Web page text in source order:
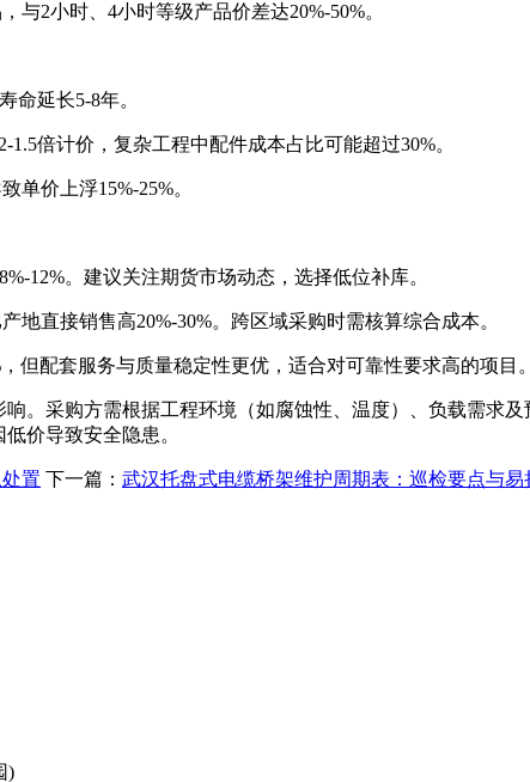
与2小时、4小时等级产品价差达20%-50%。
命延长5-8年。
倍计价，复杂工程中配件成本占比可能超过30%。
单价上浮15%-25%。
12%。建议关注期货市场动态，选择低位补库。
直接销售高20%-30%。跨区域采购时需核算综合成本。
但配套服务与质量稳定性更优，适合对可靠性要求高的项目。
。采购方需根据工程环境（如腐蚀性、温度）、负载需求
价导致安全隐患。
置 下一篇： 武汉托盘式电缆桥架维护周期表：巡检要点与易
)